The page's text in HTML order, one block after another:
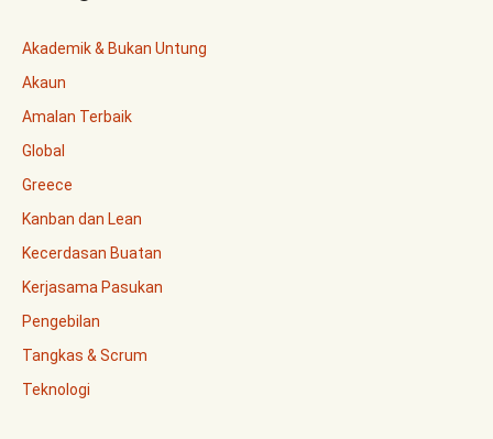
Akademik & Bukan Untung
Akaun
Amalan Terbaik
Global
Greece
Kanban dan Lean
Kecerdasan Buatan
Kerjasama Pasukan
Pengebilan
Tangkas & Scrum
Teknologi